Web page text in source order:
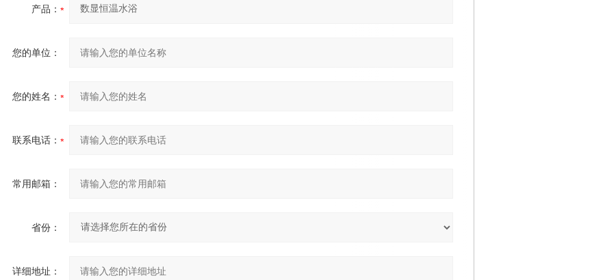
产品：
您的单位：
您的姓名：
联系电话：
常用邮箱：
省份：
详细地址：